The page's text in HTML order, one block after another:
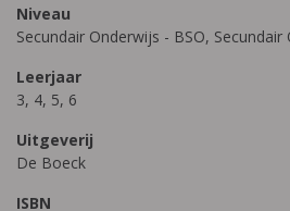
Niveau
Secundair Onderwijs - BSO, Secundair
Leerjaar
3, 4, 5, 6
Uitgeverij
De Boeck
ISBN